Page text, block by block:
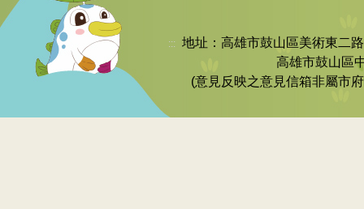
:::
地址：高雄市鼓山區美術東二
高雄市鼓山區
(意見反映之意見信箱非屬市